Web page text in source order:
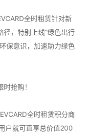
全时租赁针对新
径，特别上线“绿色出行
保意识，加速助力绿色
抢购！
全时租赁积分商
户就可直享总价值200